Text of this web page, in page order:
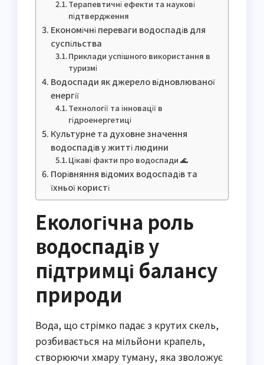
Терапевтичні ефекти та наукові
підтвердження
Економічні переваги водоспадів для
суспільства
Приклади успішного використання в
туризмі
Водоспади як джерело відновлюваної
енергії
Технології та інновації в
гідроенергетиці
Культурне та духовне значення
водоспадів у житті людини
Цікаві факти про водоспади 🌊
Порівняння відомих водоспадів та
їхньої користі
Екологічна роль
водоспадів у
підтримці балансу
природи
Вода, що стрімко падає з крутих скель,
розбивається на мільйони крапель,
створюючи хмару туману, яка зволожує